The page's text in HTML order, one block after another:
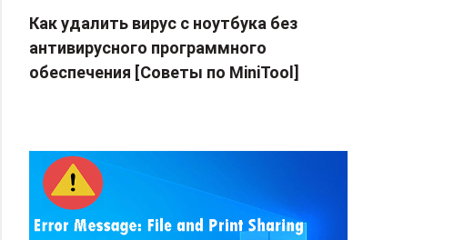
Как удалить вирус с ноутбука без
антивирусного программного
обеспечения [Советы по MiniTool]